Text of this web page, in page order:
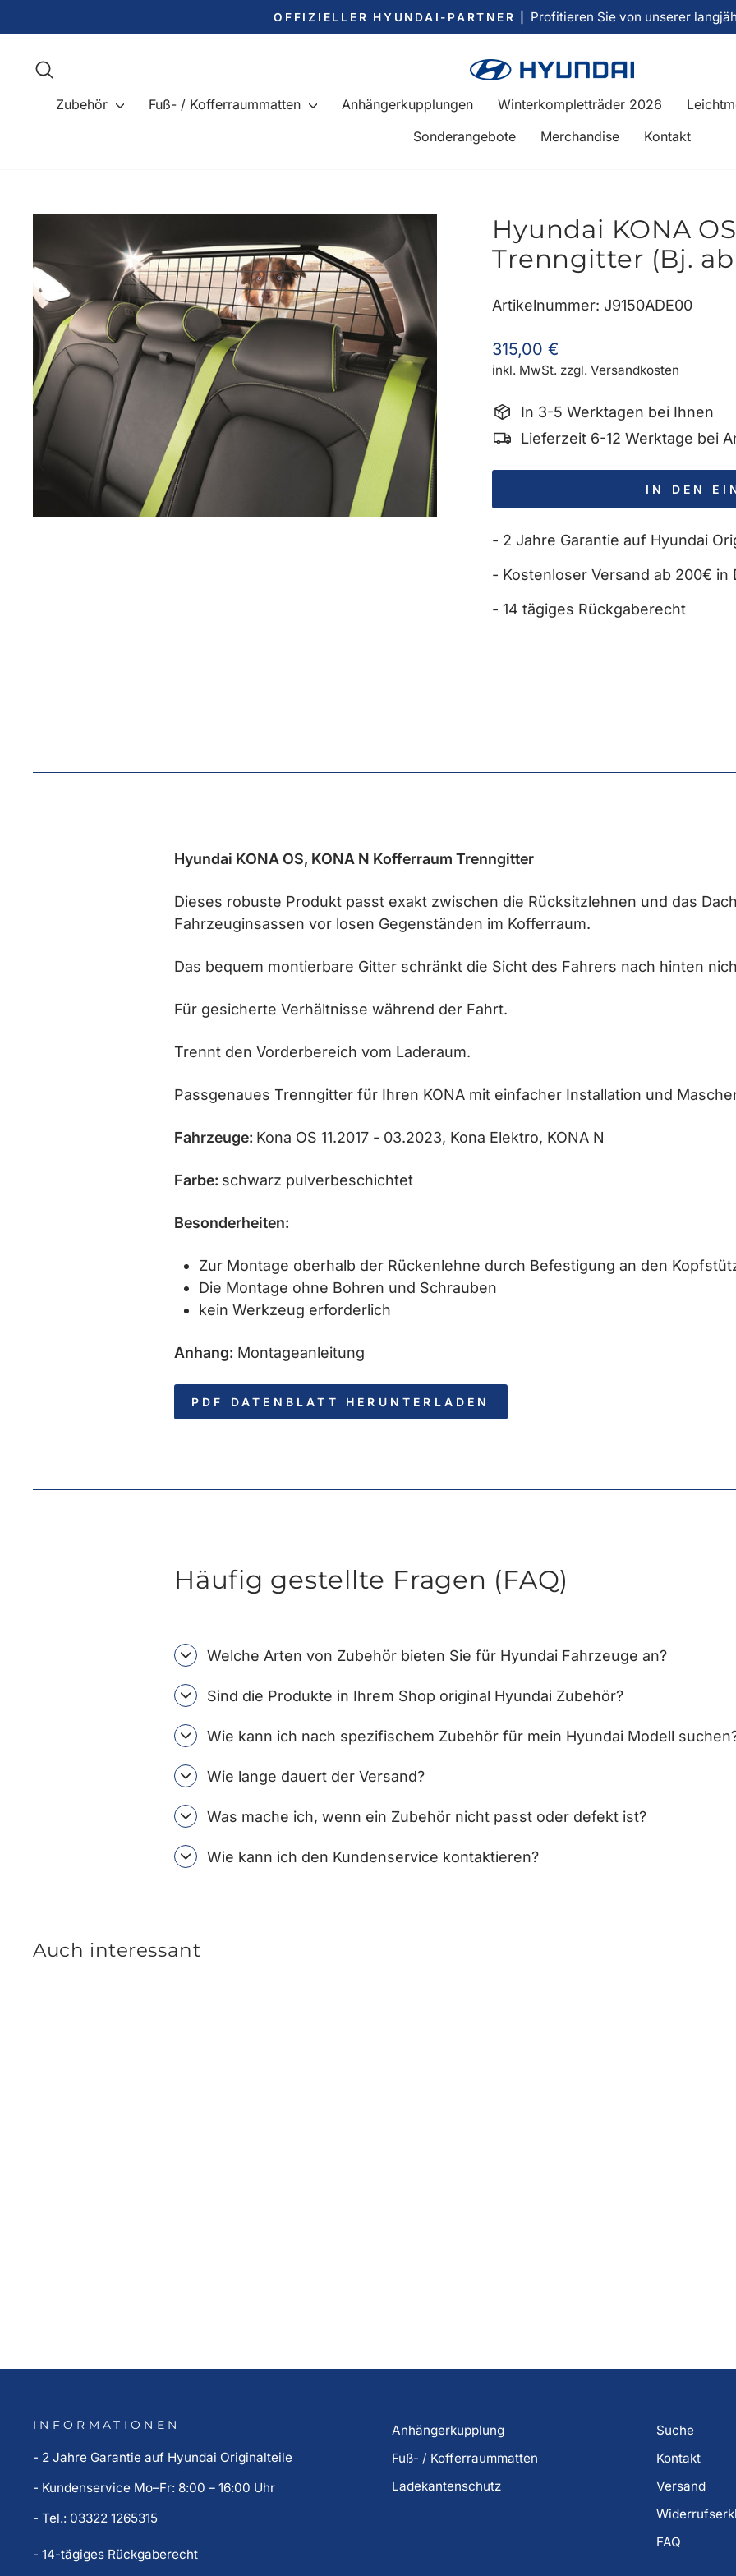
zum
Pause
Diashow
OFFIZIELLER HYUNDAI-PARTNER | Profitieren Sie von unserer
Zubehör Fuß- / Kofferraummatten Anhängerkupplungen Winterkompletträder 2026
Sonderangebote
Merchandise Kontakt
Hyundai KONA
Trenngitter (Bj. ab
Artikelnummer: J9150ADE00
Normaler
Preis
315,00 €
inkl. MwSt. zzgl.Versandkosten
In 3-5 Werktagen bei Ihnen
Lieferzeit 6-12 Werktage bei
IN DEN
- 2 Jahre Garantie auf Hyundai
- Kostenloser Versand ab 200€
- 14 tägiges Rückgaberecht
Hyundai KONA OS, KONA N Kofferraum Trenngitter
Dieses robuste Produkt passt exakt zwischen die Rücksitzlehnen und das
Fahrzeuginsassen vor losen Gegenständen im Kofferraum.
Das bequem montierbare Gitter schränkt die Sicht des Fahrers nach hinten
Für gesicherte Verhältnisse während der Fahrt.
Trennt den Vorderbereich vom Laderaum.
Passgenaues Trenngitter für Ihren KONA mit einfacher Installation und
Fahrzeuge: Kona OS 11.2017 - 03.2023, Kona Elektro, KONA N
Farbe: schwarz pulverbeschichtet
Besonderheiten:
Zur Montage oberhalb der Rückenlehne durch Befestigung an den
Die Montage ohne Bohren und Schrauben
kein Werkzeug erforderlich
Anhang: Montageanleitung
PDF DATENBLATT HERUNTERLADEN
Häufig gestellte Fragen (FAQ)
Welche Arten von Zubehör bieten Sie für Hyundai Fahrzeuge an?
Sind die Produkte in Ihrem Shop original Hyundai Zubehör?
Wie kann ich nach spezifischem Zubehör für mein Hyundai Modell
Wie lange dauert der Versand?
Was mache ich, wenn ein Zubehör nicht passt oder defekt ist?
Wie kann ich den Kundenservice kontaktieren?
Auch interessant
INFORMATIONEN
- 2 Jahre Garantie auf Hyundai Originalteile
- Kundenservice Mo–Fr: 8:00 – 16:00 Uhr
- Tel.: 03322 1265315
- 14-tägiges Rückgaberecht
Anhängerkupplung
Fuß- / Kofferraummatten
Ladekantenschutz
Suche
Kontakt
Versand
FAQ